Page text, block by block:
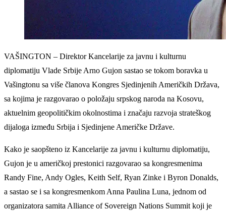
VAŠINGTON – Direktor Kancelarije za javnu i kulturnu
diplomatiju Vlade Srbije Arno Gujon sastao se tokom boravka u
Vašingtonu sa više članova Kongres Sjedinjenih Američkih Država,
sa kojima je razgovarao o položaju srpskog naroda na Kosovu,
aktuelnim geopolitičkim okolnostima i značaju razvoja strateškog
dijaloga između Srbija i Sjedinjene Američke Države.
Kako je saopšteno iz Kancelarije za javnu i kulturnu diplomatiju,
Gujon je u američkoj prestonici razgovarao sa kongresmenima
Randy Fine, Andy Ogles, Keith Self, Ryan Zinke i Byron Donalds,
a sastao se i sa kongresmenkom Anna Paulina Luna, jednom od
organizatora samita Alliance of Sovereign Nations Summit koji je